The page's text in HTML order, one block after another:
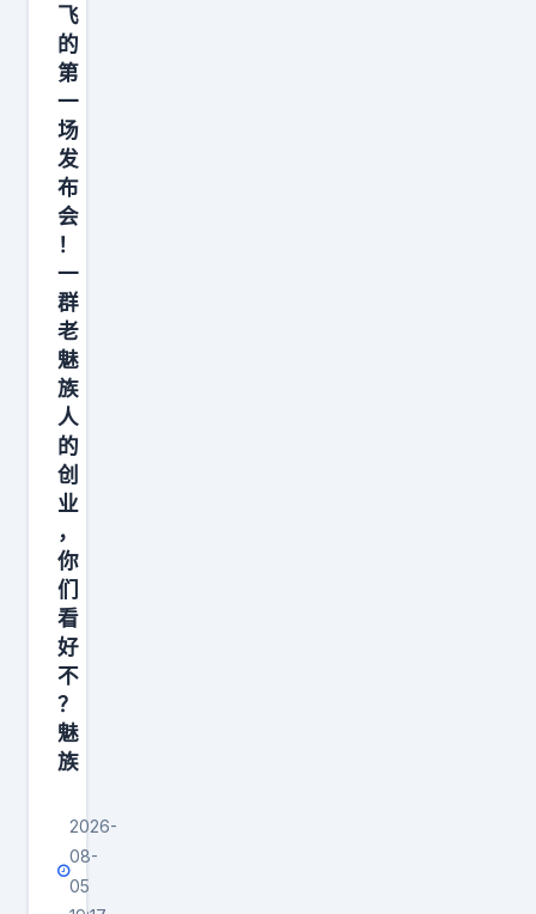
训
练
，
上
线
之
后
参
基
本
固
定
。
想
让
它
学
会
新
东
西
，
么
重
新
因
为
你
睡
觉
就
消
失
它
会
在
你
看
不
见
的
地
方
，
不
断
产
复
利
。
带
领
的
，
大
家
可
以
注
一
下
，
产
品
力
很
不
错
，
同
时
又
有
审
美
飞
的
第
一
场
发
布
会
！
一
群
老
魅
族
人
的
创
业
，
你
们
看
好
不
？
魅
族
2026-
08-
05